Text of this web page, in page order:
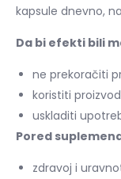
kapsule dnevno,
Da bi efekti bili
ne prekoračiti
koristiti
uskladiti
Pored
zdravoj i